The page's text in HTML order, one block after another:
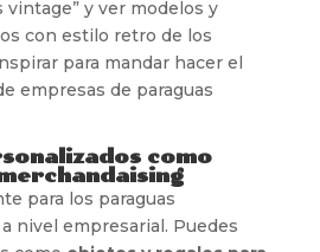
vintage” y ver modelos y
con estilo retro de los
para mandar hacer el
empresas de paraguas
como
para los paraguas
nivel empresarial. Puedes